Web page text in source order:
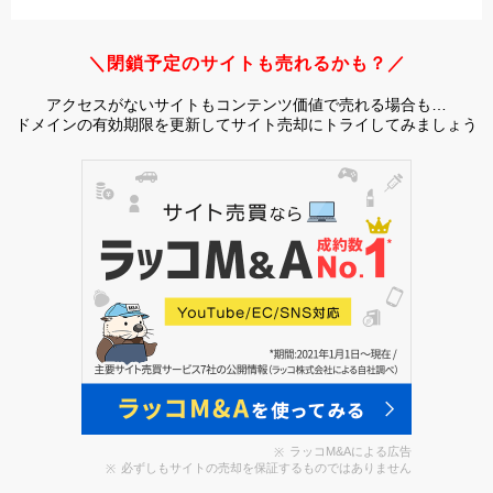
＼閉鎖予定のサイトも売れるかも？／
アクセスがないサイトもコンテンツ価値で売れる場合も…
ドメインの有効期限を更新してサイト売却にトライしてみましょう
ラッコM&Aによる広告
必ずしもサイトの売却を保証するものではありません